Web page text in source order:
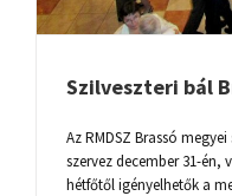
Szilveszteri bál
Az RMDSZ Brassó
szervez december 31-én,
hétfőtől igényelhetők a